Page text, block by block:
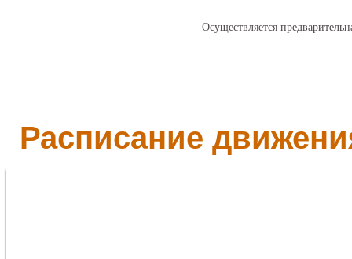
Осуществляется
Расписание